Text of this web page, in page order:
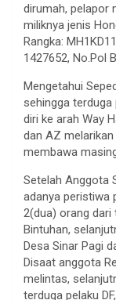
dirumah, pelapor
miliknya jenis
Rangka:
1427652, No.Pol
Mengetahui
sehingga
diri ke arah Way
dan AZ
membawa
Setelah Anggota
adanya peristiwa
2(dua) orang dari
Bintuhan,
Desa Sinar Pagi
Disaat anggota
melintas,
terduga pelaku